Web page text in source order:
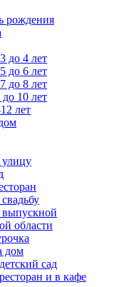
рождения
до 4 лет
до 6 лет
до 8 лет
10 лет
лет
области
дом
сад
и в кафе